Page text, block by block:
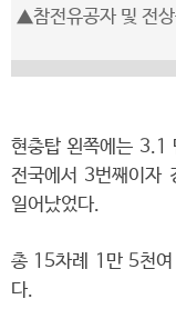
▲참전유공자 및 전
현충탑 왼쪽에는 3.1
전국에서 3번째이자
일어났었다.
총 15차례 1만 5천여
다.